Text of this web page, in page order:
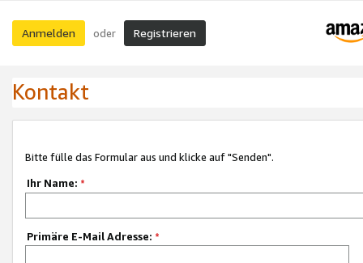
Anmelden oder Registrieren
Kontakt
Bitte fülle das Formular aus und klicke auf "Senden".
Ihr Name: *
Primäre E-Mail Adresse: *